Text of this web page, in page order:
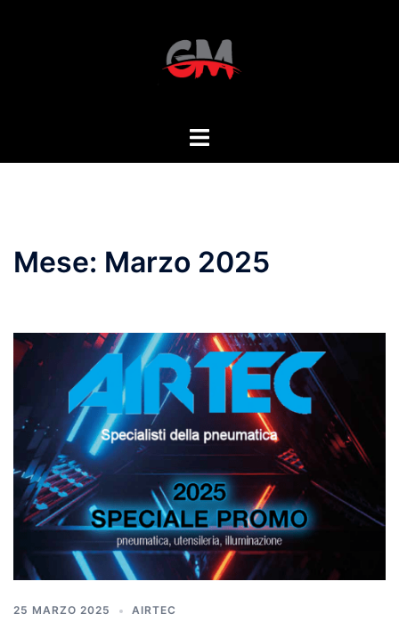
Mostra/Nascondi
Mese: Marzo 2025
25 MARZO 2025 AIRTEC